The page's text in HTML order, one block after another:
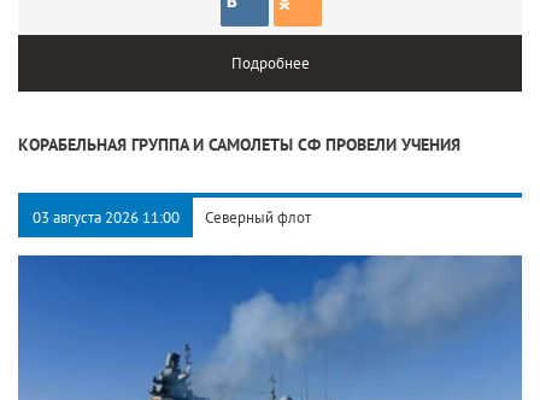
Подробнее
КОРАБЕЛЬНАЯ ГРУППА И САМОЛЕТЫ СФ ПРОВЕЛИ УЧЕНИЯ
03 августа 2026 11:00 Северный флот